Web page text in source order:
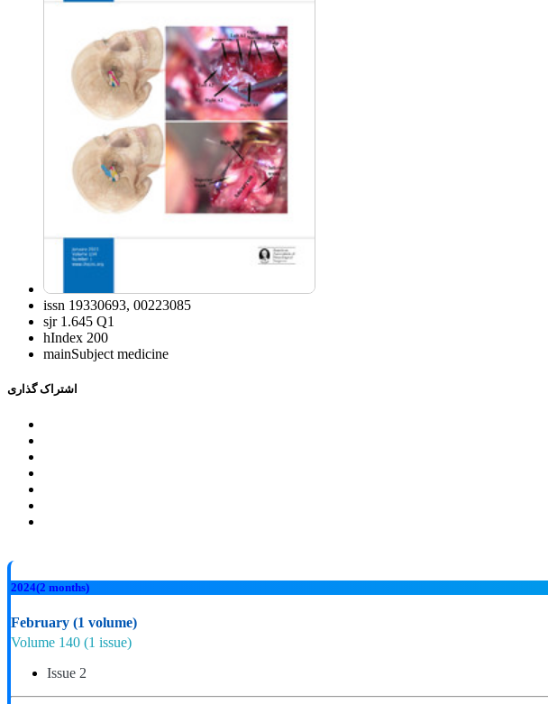
issn 19330693, 00223085
sjr 1.645 Q1
hIndex 200
mainSubject medicine
اشتراک گذاری
2024(2 months)
February (1 volume)
Volume 140 (1 issue)
Issue 2